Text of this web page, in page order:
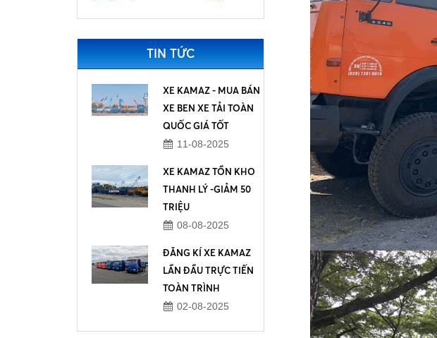
TIN TỨC
XE KAMAZ - MUA BÁN
XE BEN XE TẢI TOÀN
QUỐC GIÁ TỐT
11-08-2025
XE KAMAZ TỒN KHO
THANH LÝ -GIẢM 50
TRIỆU
08-08-2025
ĐĂNG KÍ XE KAMAZ
LẦN ĐẦU TRỰC TIẾN
TOÀN TRÌNH
02-08-2025